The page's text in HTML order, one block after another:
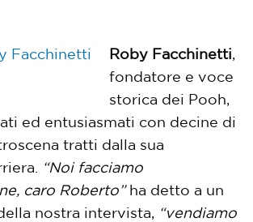
Roby Facchinetti,
fondatore e voce
storica dei Pooh,
ed entusiasmati con decine di
tratti dalla sua
“Noi facciamo
caro Roberto”ha detto a un
nostra intervista, “vendiamo